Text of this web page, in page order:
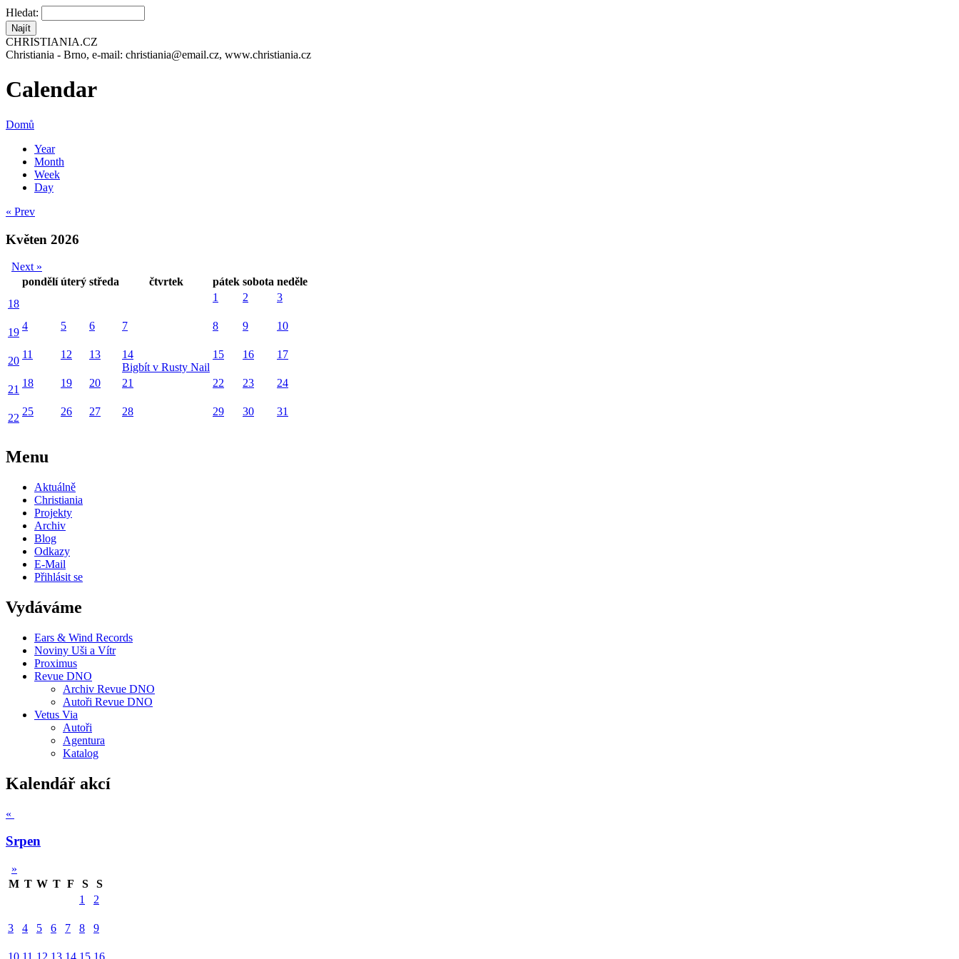
Hledat:
CHRISTIANIA.CZ
Christiania - Brno, e-mail: christiania@email.cz, www.christiania.cz
Calendar
Domů
Year
Month
Week
Day
« Prev
Květen 2026
Next »
pondělí úterý středa čtvrtek pátek sobota neděle
18
1 2 3
19
4 5 6 7 8 9 10
20
11 12 13
14
Bigbít v Rusty Nail
15 16 17
21
18 19 20 21 22 23 24
22
25 26 27 28 29 30 31
Menu
Aktuálně
Christiania
Projekty
Archiv
Blog
Odkazy
E-Mail
Přihlásit se
Vydáváme
Ears & Wind Records
Noviny Uši a Vítr
Proximus
Revue DNO
Archiv Revue DNO
Autoři Revue DNO
Vetus Via
Autoři
Agentura
Katalog
Kalendář akcí
«
Srpen
»
M T W T F S
S
1
2
3 4 5 6 7 8 9